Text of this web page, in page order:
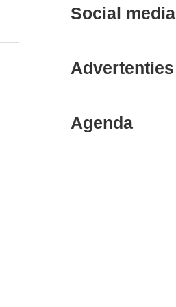
Social media
Advertenties
Agenda